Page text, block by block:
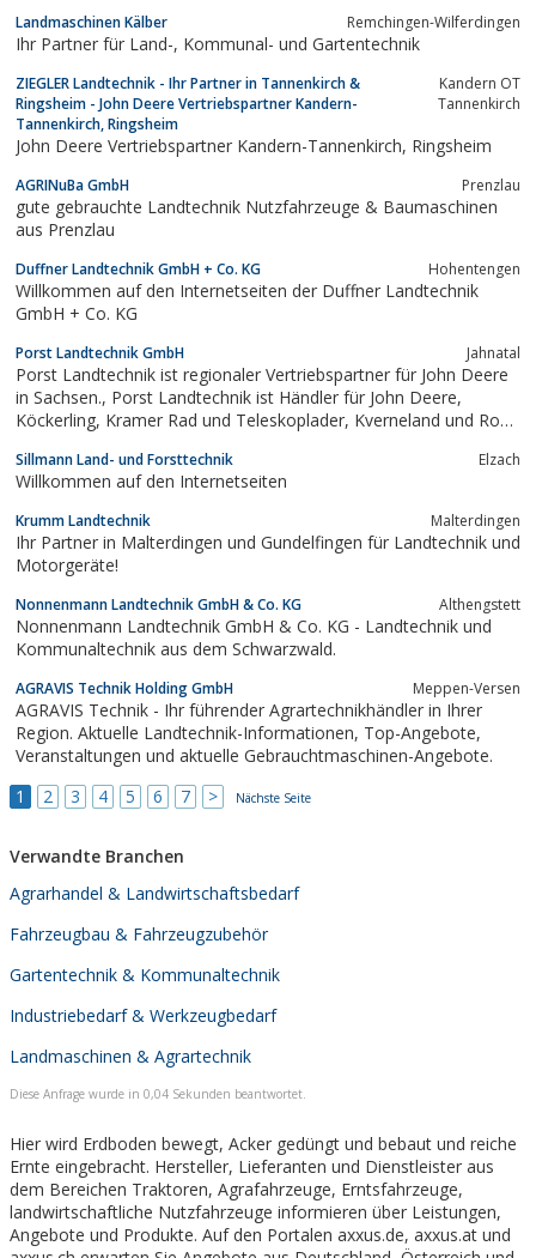
Landmaschinen Kälber Remchingen-Wilferdingen
Ihr Partner für Land-, Kommunal- und Gartentechnik
ZIEGLER Landtechnik - Ihr Partner in Tannenkirch &
Ringsheim - John Deere Vertriebspartner Kandern-
Tannenkirch, Ringsheim
Kandern OT
Tannenkirch
John Deere Vertriebspartner Kandern-Tannenkirch, Ringsheim
AGRINuBa GmbH Prenzlau
gute gebrauchte Landtechnik Nutzfahrzeuge & Baumaschinen
aus Prenzlau
Duffner Landtechnik GmbH + Co. KG Hohentengen
Willkommen auf den Internetseiten der Duffner Landtechnik
GmbH + Co. KG
Porst Landtechnik GmbH Jahnatal
Porst Landtechnik ist regionaler Vertriebspartner für John Deere
in Sachsen., Porst Landtechnik ist Händler für John Deere,
Köckerling, Kramer Rad und Teleskoplader, Kverneland und Ropa
Sillmann Land- und Forsttechnik Elzach
Willkommen auf den Internetseiten
Krumm Landtechnik Malterdingen
Ihr Partner in Malterdingen und Gundelfingen für Landtechnik und
Motorgeräte!
Nonnenmann Landtechnik GmbH & Co. KG Althengstett
Nonnenmann Landtechnik GmbH & Co. KG - Landtechnik und
Kommunaltechnik aus dem Schwarzwald.
AGRAVIS Technik Holding GmbH Meppen-Versen
AGRAVIS Technik - Ihr führender Agrartechnikhändler in Ihrer
Region. Aktuelle Landtechnik-Informationen, Top-Angebote,
Veranstaltungen und aktuelle Gebrauchtmaschinen-Angebote.
1
2 3 4 5 6 7 > Nächste Seite
Verwandte Branchen
Agrarhandel & Landwirtschaftsbedarf
Fahrzeugbau & Fahrzeugzubehör
Gartentechnik & Kommunaltechnik
Industriebedarf & Werkzeugbedarf
Landmaschinen & Agrartechnik
Diese Anfrage wurde in 0,04 Sekunden beantwortet.
Hier wird Erdboden bewegt, Acker gedüngt und bebaut und reiche
Ernte eingebracht. Hersteller, Lieferanten und Dienstleister aus
dem Bereichen Traktoren, Agrafahrzeuge, Erntsfahrzeuge,
landwirtschaftliche Nutzfahrzeuge informieren über Leistungen,
Angebote und Produkte. Auf den Portalen axxus.de, axxus.at und